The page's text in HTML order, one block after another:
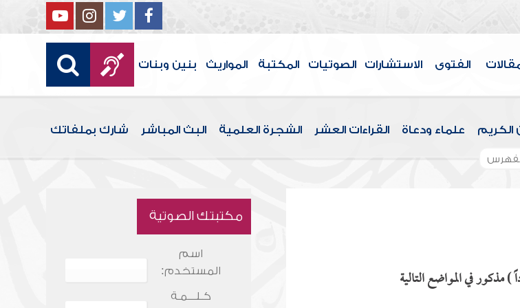
الفتوى الاستشارات الصوتيات المكتبة المواريث بنين وبنات
الكريم علماء ودعاة القراءات العشر الشجرة العلمية البث المباشر شارك بملفاتك
في المواضع التالية
مكتبتك الصوتية
اسم
المستخدم:
كـلـــمـة